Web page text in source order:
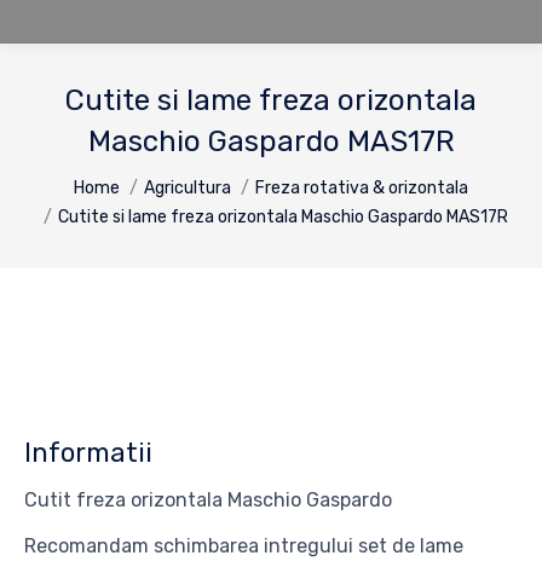
Cutite si lame freza orizontala
Maschio Gaspardo MAS17R
You are here:
Home Agricultura
Freza rotativa & orizontala
Cutite si lame freza orizontala Maschio Gaspardo MAS17R
Informatii
Cutit freza orizontala Maschio Gaspardo
Recomandam schimbarea intregului set de lame